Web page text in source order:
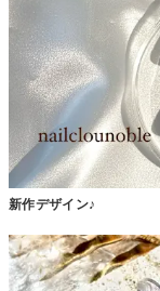
新作デザイン♪